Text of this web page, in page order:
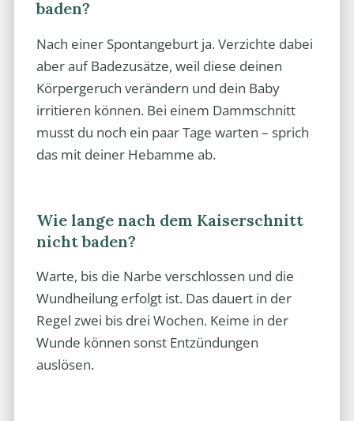
baden?
Nach einer Spontangeburt ja. Verzichte dabei
aber auf Badezusätze, weil diese deinen
Körpergeruch verändern und dein Baby
irritieren können. Bei einem Dammschnitt
musst du noch ein paar Tage warten – sprich
das mit deiner Hebamme ab.
Wie lange nach dem Kaiserschnitt
nicht baden?
Warte, bis die Narbe verschlossen und die
Wundheilung erfolgt ist. Das dauert in der
Regel zwei bis drei Wochen. Keime in der
Wunde können sonst Entzündungen
auslösen.